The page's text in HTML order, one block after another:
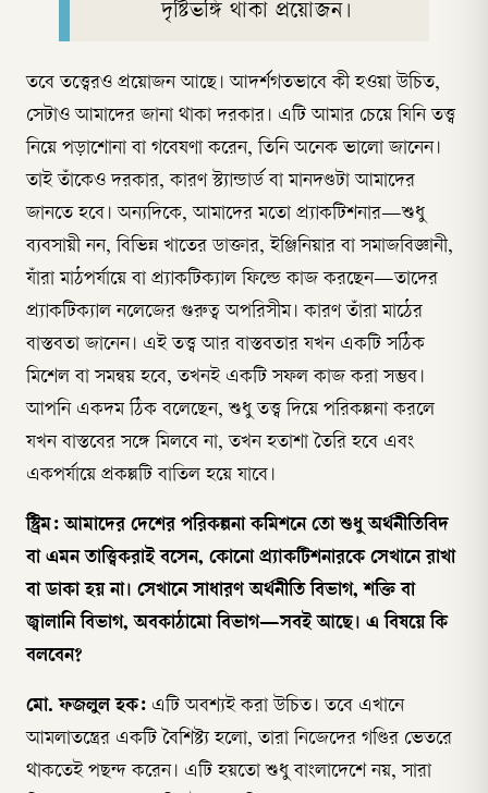
দৃষ্টিভঙ্গি থাকা প্রয়োজন।
তবে তত্ত্বেরও প্রয়োজন আছে। আদর্শগতভাবে কী হওয়া উচিত,
সেটাও আমাদের জানা থাকা দরকার। এটি আমার চেয়ে যিনি তত্ত্ব
নিয়ে পড়াশোনা বা গবেষণা করেন, তিনি অনেক ভালো জানেন।
তাই তাঁকেও দরকার, কারণ স্ট্যান্ডার্ড বা মানদণ্ডটা আমাদের
জানতে হবে। অন্যদিকে, আমাদের মতো প্র্যাকটিশনার—শুধু
ব্যবসায়ী নন, বিভিন্ন খাতের ডাক্তার, ইঞ্জিনিয়ার বা সমাজবিজ্ঞানী,
যাঁরা মাঠপর্যায়ে বা প্র্যাকটিক্যাল ফিল্ডে কাজ করছেন—তাদের
প্র্যাকটিক্যাল নলেজের গুরুত্ব অপরিসীম। কারণ তাঁরা মাঠের
বাস্তবতা জানেন। এই তত্ত্ব আর বাস্তবতার যখন একটি সঠিক
মিশেল বা সমন্বয় হবে, তখনই একটি সফল কাজ করা সম্ভব।
আপনি একদম ঠিক বলেছেন, শুধু তত্ত্ব দিয়ে পরিকল্পনা করলে
যখন বাস্তবের সঙ্গে মিলবে না, তখন হতাশা তৈরি হবে এবং
একপর্যায়ে প্রকল্পটি বাতিল হয়ে যাবে।
স্ট্রিম: আমাদের দেশের পরিকল্পনা কমিশনে তো শুধু অর্থনীতিবিদ
বা এমন তাত্ত্বিকরাই বসেন, কোনো প্র্যাকটিশনারকে সেখানে রাখা
বা ডাকা হয় না। সেখানে সাধারণ অর্থনীতি বিভাগ, শক্তি বা
জ্বালানি বিভাগ, অবকাঠামো বিভাগ—সবই আছে। এ বিষয়ে কি
বলবেন?
মো. ফজলুল হক: এটি অবশ্যই করা উচিত। তবে এখানে
আমলাতন্ত্রের একটি বৈশিষ্ট্য হলো, তারা নিজেদের গণ্ডির ভেতরে
থাকতেই পছন্দ করেন। এটি হয়তো শুধু বাংলাদেশে নয়, সারা